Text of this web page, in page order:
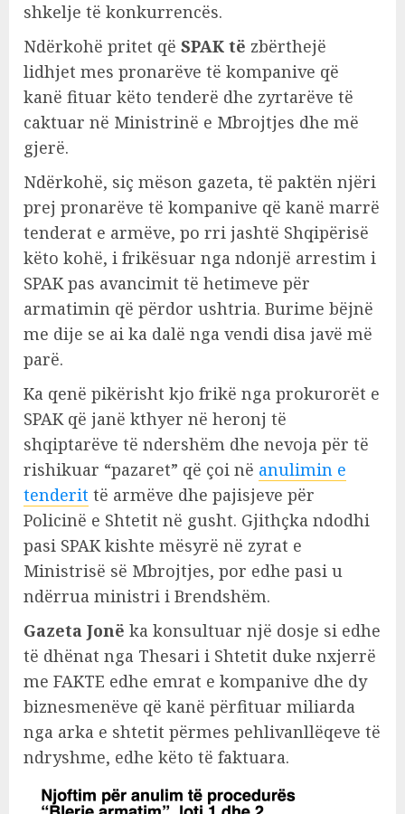
shkelje të konkurrencës.
Ndërkohë pritet që SPAK të zbërthejë
lidhjet mes pronarëve të kompanive që
kanë fituar këto tenderë dhe zyrtarëve të
caktuar në Ministrinë e Mbrojtjes dhe më
gjerë.
Ndërkohë, siç mëson gazeta, të paktën njëri
prej pronarëve të kompanive që kanë marrë
tenderat e armëve, po rri jashtë Shqipërisë
këto kohë, i frikësuar nga ndonjë arrestim i
SPAK pas avancimit të hetimeve për
armatimin që përdor ushtria. Burime bëjnë
me dije se ai ka dalë nga vendi disa javë më
parë.
Ka qenë pikërisht kjo frikë nga prokurorët e
SPAK që janë kthyer në heronj të
shqiptarëve të ndershëm dhe nevoja për të
rishikuar “pazaret” që çoi në anulimin e
tenderit të armëve dhe pajisjeve për
Policinë e Shtetit në gusht. Gjithçka ndodhi
pasi SPAK kishte mësyrë në zyrat e
Ministrisë së Mbrojtjes, por edhe pasi u
ndërrua ministri i Brendshëm.
Gazeta Jonë ka konsultuar një dosje si edhe
të dhënat nga Thesari i Shtetit duke nxjerrë
me FAKTE edhe emrat e kompanive dhe dy
biznesmenëve që kanë përfituar miliarda
nga arka e shtetit përmes pehlivanllëqeve të
ndryshme, edhe këto të faktuara.